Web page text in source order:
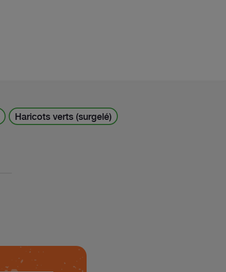
Haricots verts (surgelé)